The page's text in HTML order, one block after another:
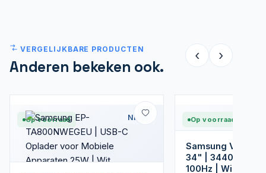
VERGELIJKBARE PRODUCTEN
Anderen bekeken ook.
‹ ›
Op voorraad Nieuw Op voorraad
Samsung
34" | 3440x1440
100Hz | Windows